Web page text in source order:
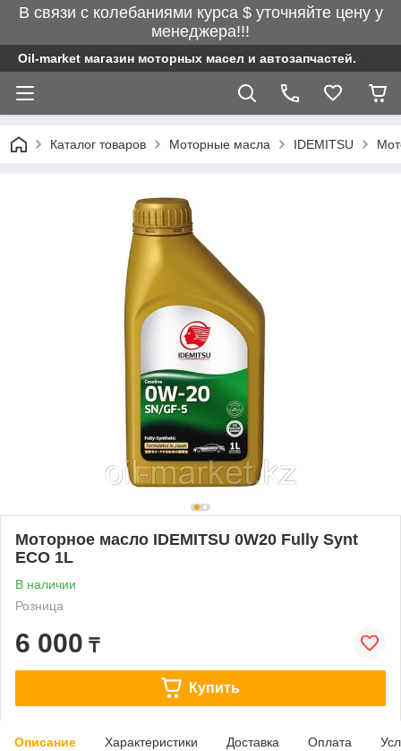
В связи с колебаниями курса $ уточняйте цену у
менеджера!!!
Oil-market магазин моторных масел и автозапчастей.
Каталог товаров Моторные масла IDEMITSU
Моторное масло IDEMITSU 0W20 Fully Synt
ECO 1L
В наличии
Розница
6 000 ₸
Купить
Описание Характеристики Доставка Оплата